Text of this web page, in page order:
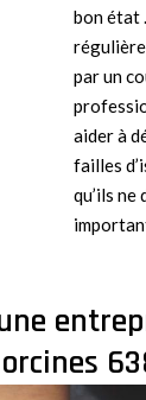
bon état
par un
aider à
failles
qu’ils ne